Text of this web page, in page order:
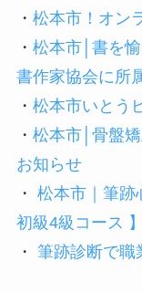
・ 松本市！オン
・ 松本市│書を
書作家協会に所
・ 松本市いとう
・ 松本市│骨盤
お知らせ
・ 松本市｜筆跡
初級4級コース 】
・ 筆跡診断で職